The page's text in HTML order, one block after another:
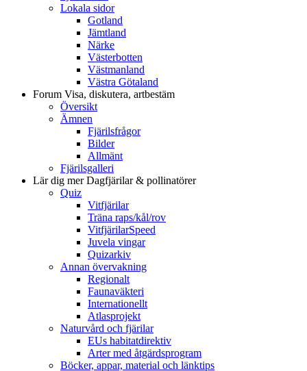
Lokala sidor
Gotland
Jämtland
Närke
Västerbotten
Västmanland
Västra Götaland
Forum Visa, diskutera, artbestäm
Översikt
Ämnen
Fjärilsfrågor
Bilder
Allmänt
Fjärilsgalleri
Lär dig merDagfjärilar & pollinatörer
Quiz
Vitfjärilar
Träna raps/kål/rov
VitfjärilarSpeed
Juvela vingar
Quizarkiv
Annan övervakning
Regionalt
Faunaväkteri
Internationellt
Atlasprojekt
Naturvård och fjärilar
EUs habitatdirektiv
Arter med åtgärdsprogram
Böcker, appar, material och länktips